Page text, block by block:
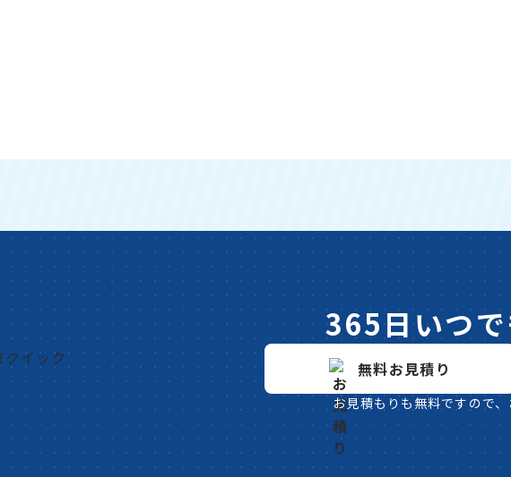
365日いつ
無料お見積り
お見積もりも無料ですので